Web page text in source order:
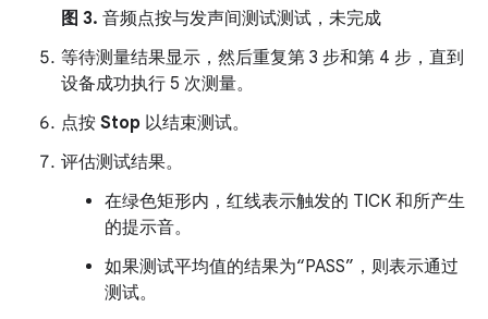
图 3. 音频点按与发声间测试测试，未完成
等待测量结果显示，然后重复第 3 步和第 4 步，直到
设备成功执行 5 次测量。
点按 Stop 以结束测试。
评估测试结果。
在绿色矩形内，红线表示触发的 TICK 和所产生
的提示音。
如果测试平均值的结果为“PASS”，则表示通过
测试。